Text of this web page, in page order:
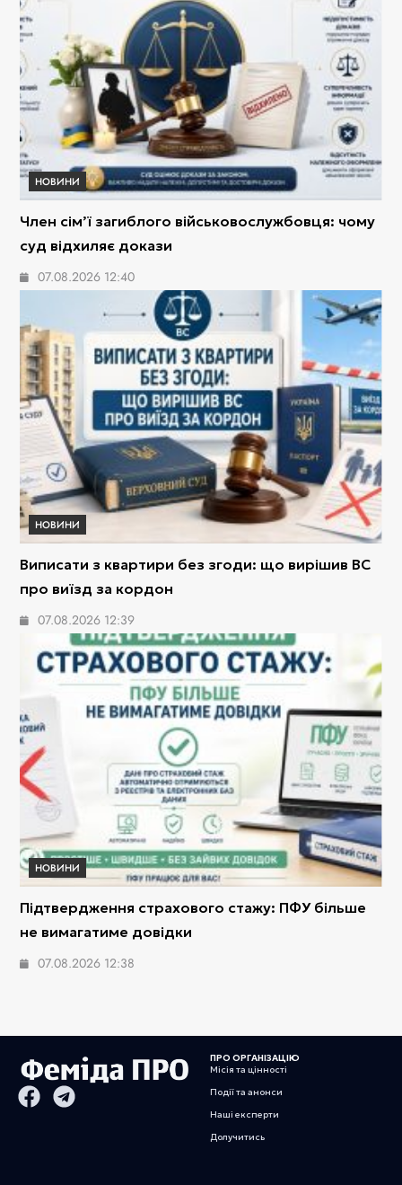
НОВИНИ
Член сім’ї загиблого військовослужбовця: чому
суд відхиляє докази
07.08.2026 12:40
НОВИНИ
Виписати з квартири без згоди: що вирішив ВС
про виїзд за кордон
07.08.2026 12:39
НОВИНИ
Підтвердження страхового стажу: ПФУ більше
не вимагатиме довідки
07.08.2026 12:38
ПРО ОРГАНІЗАЦІЮ
Місія та цінності
Події та анонси
Наші експерти
Долучитись